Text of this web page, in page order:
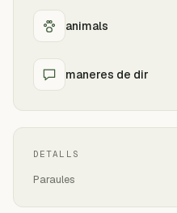
animals
maneres de dir
DETALLS
Paraules